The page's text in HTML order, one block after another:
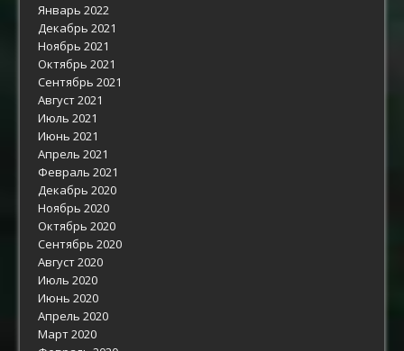
Январь 2022
Декабрь 2021
Ноябрь 2021
Октябрь 2021
Сентябрь 2021
Август 2021
Июль 2021
Июнь 2021
Апрель 2021
Февраль 2021
Декабрь 2020
Ноябрь 2020
Октябрь 2020
Сентябрь 2020
Август 2020
Июль 2020
Июнь 2020
Апрель 2020
Март 2020